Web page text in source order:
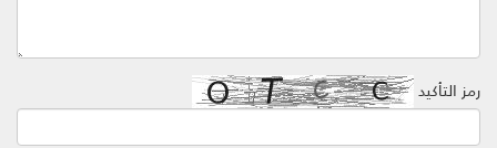
رمز التأكيد